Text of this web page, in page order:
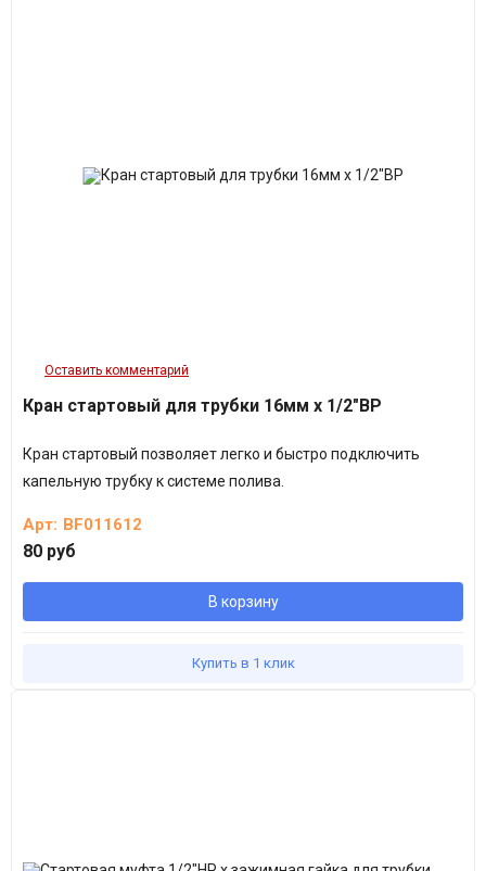
- Соединение штуцерное 16мм. Для более легкого соединения
Оставить комментарий
Кран стартовый для трубки 16мм х 1/2"ВР
Кран стартовый позволяет легко и быстро подключить
капельную трубку к системе полива.
Арт: BF011612
80 руб
В корзину
Купить в 1 клик